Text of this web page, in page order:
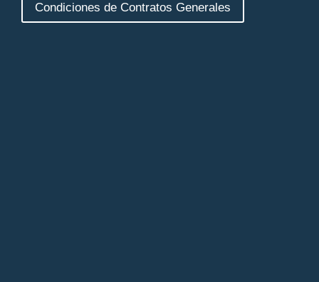
Condiciones de Contratos Generales